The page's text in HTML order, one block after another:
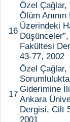
16
Özel Çağlar,
Ölüm
Üzerindeki
Fakültesi
43-77, 2002
17
Özel Çağlar,
Giderimine
Ankara
Dergisi, Cilt
2001